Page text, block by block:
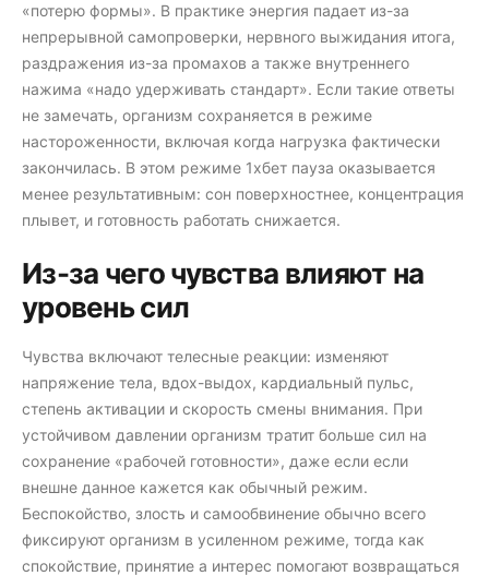
«потерю формы». В практике энергия падает из-за
непрерывной самопроверки, нервного выжидания итога,
раздражения из-за промахов а также внутреннего
нажима «надо удерживать стандарт». Если такие ответы
не замечать, организм сохраняется в режиме
настороженности, включая когда нагрузка фактически
закончилась. В этом режиме 1хбет пауза оказывается
менее результативным: сон поверхностнее, концентрация
плывет, и готовность работать снижается.
Из-за чего чувства влияют на
уровень сил
Чувства включают телесные реакции: изменяют
напряжение тела, вдох-выдох, кардиальный пульс,
степень активации и скорость смены внимания. При
устойчивом давлении организм тратит больше сил на
сохранение «рабочей готовности», даже если если
внешне данное кажется как обычный режим.
Беспокойство, злость и самообвинение обычно всего
фиксируют организм в усиленном режиме, тогда как
спокойствие, принятие а интерес помогают возвращаться